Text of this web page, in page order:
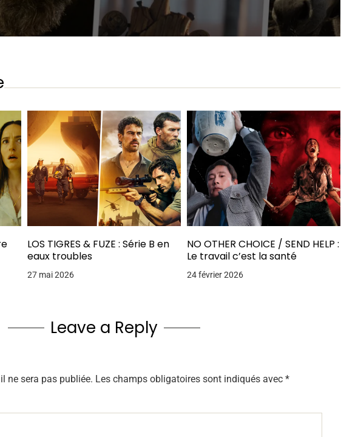
LOS TIGRES & FUZE : Série B en
eaux troubles
27 mai 2026
NO OTHER CHOICE / SEND HELP :
Le travail c’est la santé
24 février 2026
Leave a Reply
ne sera pas publiée. Les champs obligatoires sont indiqués avec *